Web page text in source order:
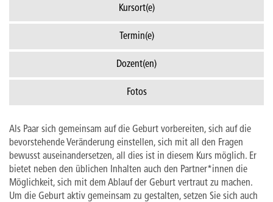
Kursort(e)
Termin(e)
Dozent(en)
Fotos
Als Paar sich gemeinsam auf die Geburt vorbereiten, sich auf die
bevorstehende Veränderung einstellen, sich mit all den Fragen
bewusst auseinandersetzen, all dies ist in diesem Kurs möglich. Er
bietet neben den üblichen Inhalten auch den Partner*innen die
Möglichkeit, sich mit dem Ablauf der Geburt vertraut zu machen.
Um die Geburt aktiv gemeinsam zu gestalten, setzen Sie sich auch